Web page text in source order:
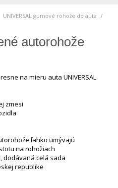
UNIVERSAL gumové rohože do auta
autorohože
na mieru auta UNIVERSAL
zmesi
ľahko umývajú
na rohožiach
dodávaná celá sada
republike